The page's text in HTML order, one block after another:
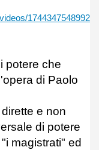
1744347548992
potere che
di Paolo
e non
di potere
magistrati" ed